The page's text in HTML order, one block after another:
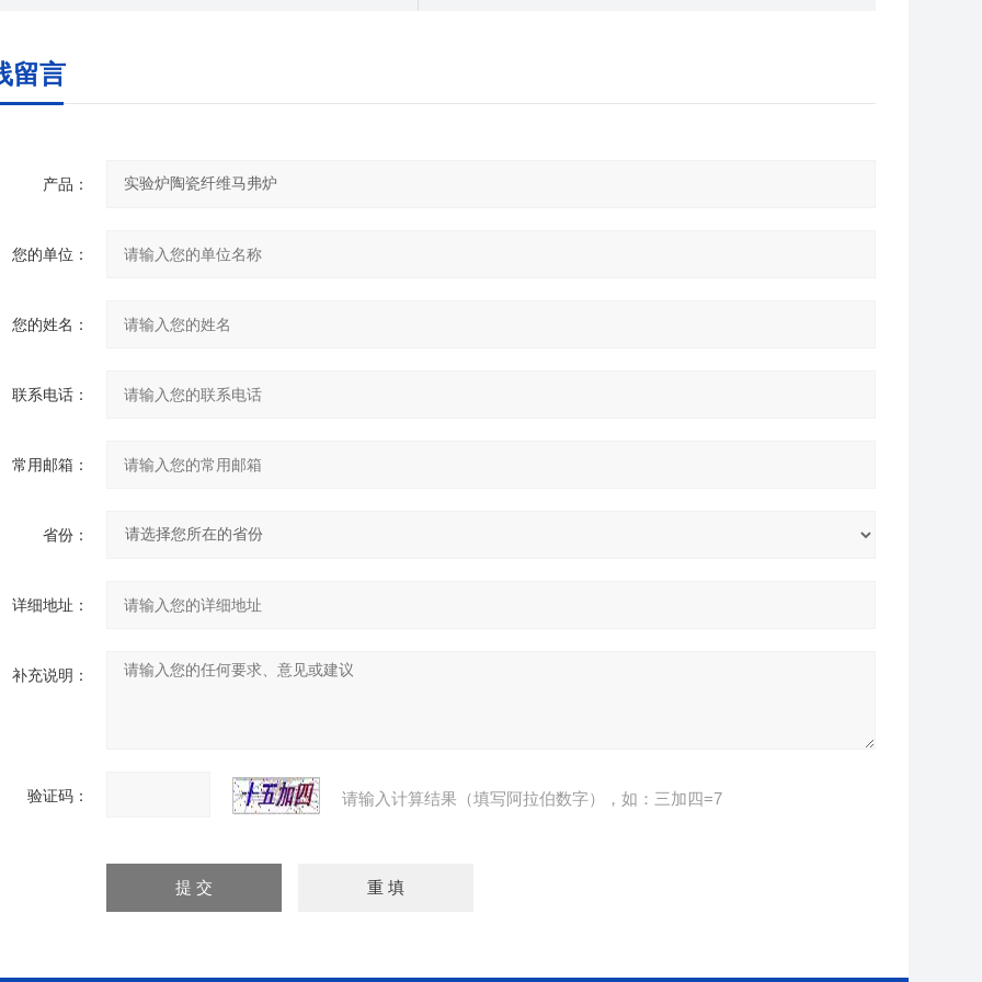
留言
产品：
您的单位：
您的姓名：
联系电话：
常用邮箱：
省份：
详细地址：
补充说明：
验证码： 请输入计算结果（填写阿拉伯数字），如：三加四=7